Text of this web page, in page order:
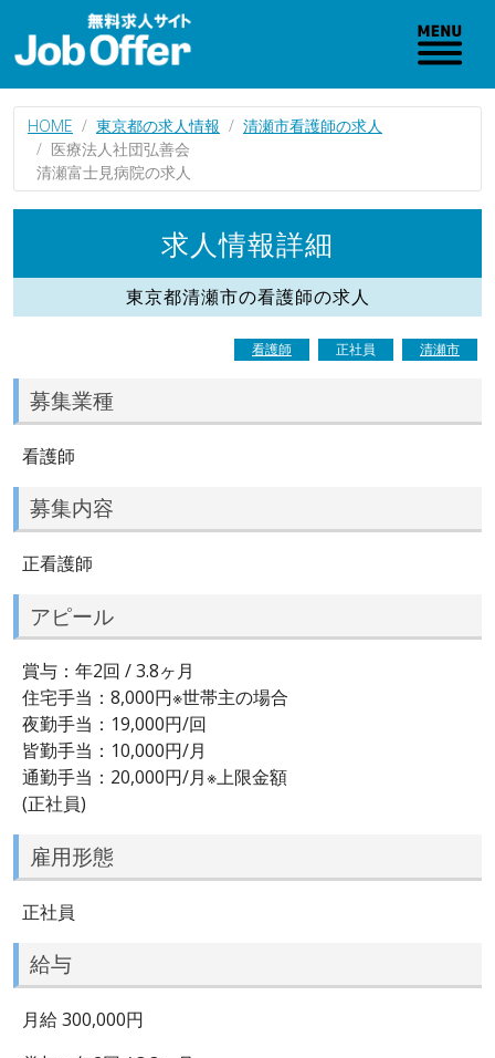
HOME 東京都の求人情報
清瀬市看護師の求人
医療法人社団弘善会
清瀬富士見病院の求人
求人情報詳細
東京都清瀬市の看護師の求人
看護師 正社員 清瀬市
募集業種
看護師
募集内容
正看護師
アピール
賞与：年2回 / 3.8ヶ月
住宅手当：8,000円※世帯主の場合
夜勤手当：19,000円/回
皆勤手当：10,000円/月
通勤手当：20,000円/月※上限金額
(正社員)
雇用形態
正社員
給与
月給 300,000円